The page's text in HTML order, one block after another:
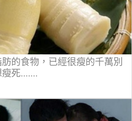
的食物，已經很瘦的千萬別
死.......